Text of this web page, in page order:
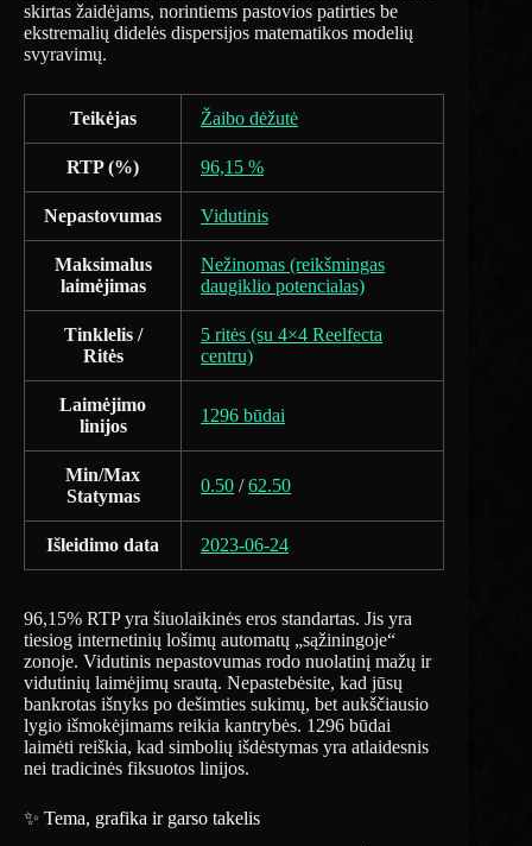
skirtas žaidėjams, norintiems pastovios patirties be
ekstremalių didelės dispersijos matematikos modelių
svyravimų.
Teikėjas Žaibo dėžutė
RTP (%) 96,15 %
Nepastovumas Vidutinis
Maksimalus
laimėjimas
Nežinomas (reikšmingas
daugiklio potencialas)
Tinklelis /
Ritės
5 ritės (su 4×4 Reelfecta
centru)
Laimėjimo
linijos
1296 būdai
Min/Max
Statymas
0.50 /62.50
Išleidimo data 2023-06-24
96,15% RTP yra šiuolaikinės eros standartas. Jis yra
tiesiog internetinių lošimų automatų „sąžiningoje“
zonoje. Vidutinis nepastovumas rodo nuolatinį mažų ir
vidutinių laimėjimų srautą. Nepastebėsite, kad jūsų
bankrotas išnyks po dešimties sukimų, bet aukščiausio
lygio išmokėjimams reikia kantrybės. 1296 būdai
laimėti reiškia, kad simbolių išdėstymas yra atlaidesnis
nei tradicinės fiksuotos linijos.
✨ Tema, grafika ir garso takelis